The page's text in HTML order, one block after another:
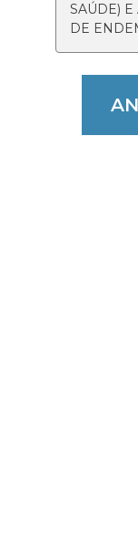
SAÚDE) E
DE